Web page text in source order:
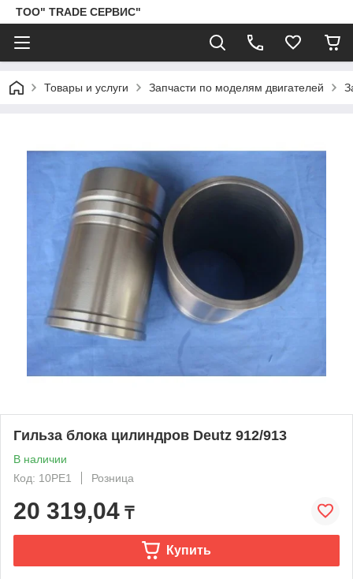
ТОО" TRADE СЕРВИС"
Товары и услуги Запчасти по моделям двигателей
Гильза блока цилиндров Deutz 912/913
В наличии
Код: 10PE1
Розница
20 319,04 ₸
Купить